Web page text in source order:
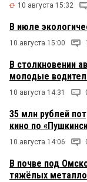
10 августа 15:32
В июле
10 августа 15:00 1
В столкновении
молодые
10 августа 14:31
35 млн рублей
кино по
10 августа 14:06
В почве под
тяжёлых